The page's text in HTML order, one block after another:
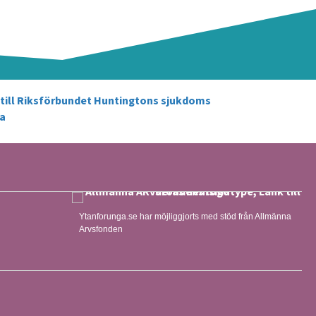
Ytanforunga.se har möjliggjorts med stöd från Allmänna
Arvsfonden